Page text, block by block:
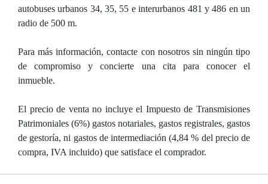
autobuses urbanos 34, 35, 55 e interurbanos 481 y 486 en un
radio de 500 m.
Para más información, contacte con nosotros sin ningún tipo
de compromiso y concierte una cita para conocer el
inmueble.
El precio de venta no incluye el Impuesto de Transmisiones
Patrimoniales (6%) gastos notariales, gastos registrales, gastos
de gestoría, ni gastos de intermediación (4,84 % del precio de
compra, IVA incluido) que satisface el comprador.